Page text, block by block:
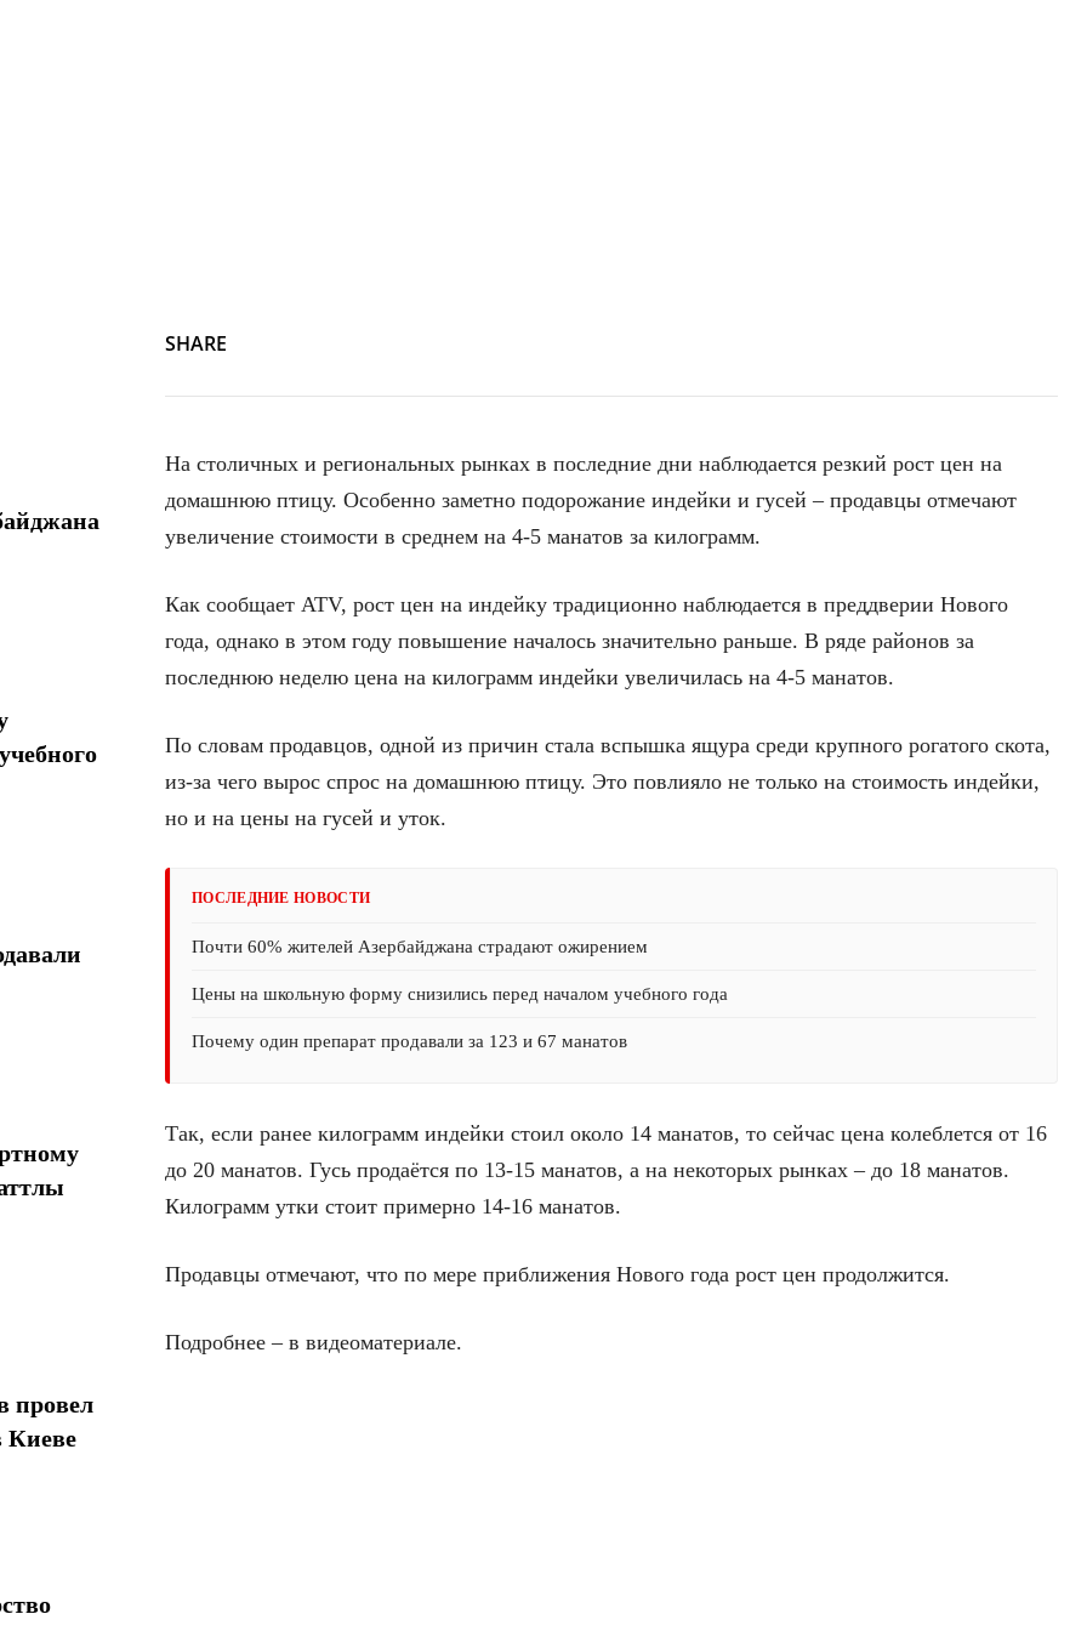
провел
Киеве
SHARE
На столичных и региональных рынках в последние дни наблюдается резкий рост цен на
домашнюю птицу. Особенно заметно подорожание индейки и гусей – продавцы отмечают
увеличение стоимости в среднем на 4-5 манатов за килограмм.
Как сообщает ATV, рост цен на индейку традиционно наблюдается в преддверии Нового
года, однако в этом году повышение началось значительно раньше. В ряде районов за
последнюю неделю цена на килограмм индейки увеличилась на 4-5 манатов.
По словам продавцов, одной из причин стала вспышка ящура среди крупного рогатого скота,
из-за чего вырос спрос на домашнюю птицу. Это повлияло не только на стоимость индейки,
но и на цены на гусей и уток.
ПОСЛЕДНИЕ НОВОСТИ
Почти 60% жителей Азербайджана страдают ожирением
Цены на школьную форму снизились перед началом учебного года
Почему один препарат продавали за 123 и 67 манатов
Так, если ранее килограмм индейки стоил около 14 манатов, то сейчас цена колеблется от 16
до 20 манатов. Гусь продаётся по 13-15 манатов, а на некоторых рынках – до 18 манатов.
Килограмм утки стоит примерно 14-16 манатов.
Продавцы отмечают, что по мере приближения Нового года рост цен продолжится.
Подробнее – в видеоматериале.